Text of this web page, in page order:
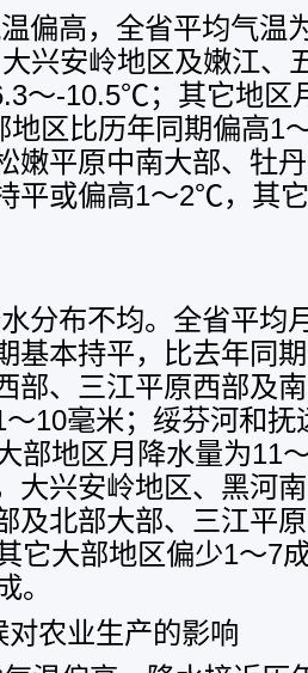
偏高，全省平均气温
兴安岭地区及嫩江、
～-10.5℃；其它地区
区比历年同期偏高1
嫩平原中南大部、牡
平或偏高1～2℃，其
分布不均。全省平均
基本持平，比去年同
部、三江平原西部及
～10毫米；绥芬河和抚
部地区月降水量为11
大兴安岭地区、黑河
及北部大部、三江平
它大部地区偏少1～7
。
对农业生产的影响